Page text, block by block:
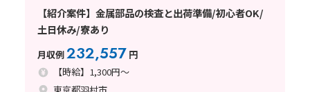
【紹介案件】金属部品の検査と出荷準備/初心者OK/
土日休み/寮あり
月収例232,557 円
【時給】1,300円～